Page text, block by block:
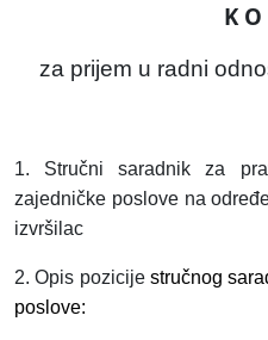
K O
za prijem u radni
1. Stručni saradnik za
zajedničke poslove na
izvršilac
2. Opis pozicije stručnog
poslove: